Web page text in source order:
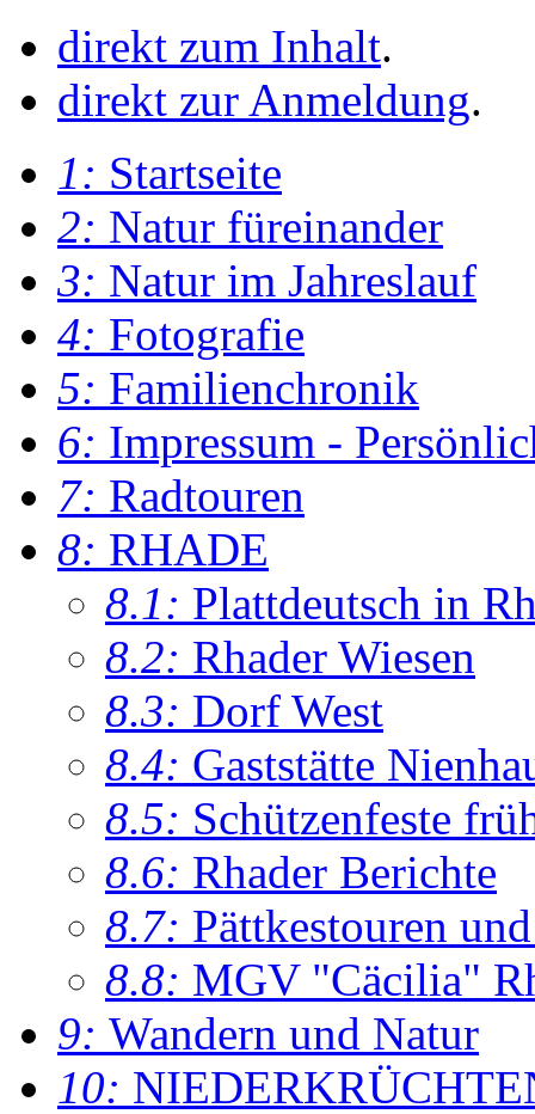
direkt zum Inhalt.
direkt zur Anmeldung.
1: Startseite
2: Natur füreinander
3: Natur im Jahreslauf
4: Fotografie
5: Familienchronik
6: Impressum -
7: Radtouren
8: RHADE
8.1: Plattdeutsch in
8.2: Rhader Wiesen
8.3: Dorf West
8.4: Gaststätte
8.5: Schützenfeste
8.6: Rhader Berichte
8.7: Pättkestouren
8.8: MGV "Cäcilia"
9: Wandern und Natur
10: